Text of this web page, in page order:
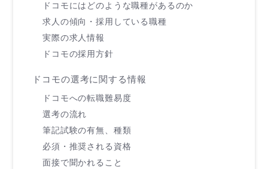
ドコモにはどのような職種があるのか
求人の傾向・採用している職種
実際の求人情報
ドコモの採用方針
ドコモの選考に関する情報
ドコモへの転職難易度
選考の流れ
筆記試験の有無、種類
必須・推奨される資格
面接で聞かれること